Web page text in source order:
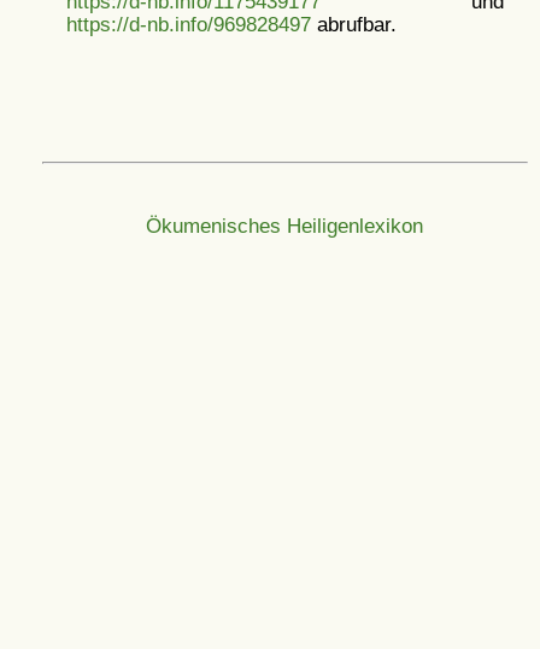
https://d-nb.info/969828497abrufbar.
Ökumenisches Heiligenlexikon